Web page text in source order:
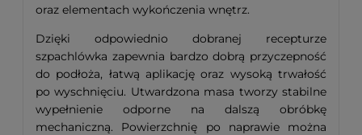
oraz elementach wykończenia wnętrz.
Dzięki odpowiednio dobranej recepturze
szpachlówka zapewnia bardzo dobrą przyczepność
do podłoża, łatwą aplikację oraz wysoką trwałość
po wyschnięciu. Utwardzona masa tworzy stabilne
wypełnienie odporne na dalszą obróbkę
mechaniczną. Powierzchnię po naprawie można